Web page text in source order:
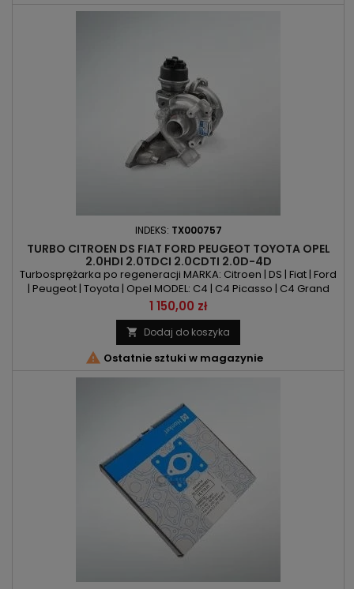
INDEKS: TX000757
TURBO CITROEN DS FIAT FORD PEUGEOT TOYOTA OPEL
2.0HDI 2.0TDCI 2.0CDTI 2.0D-4D
Turbosprężarka po regeneracji MARKA: Citroen | DS | Fiat | Ford
| Peugeot | Toyota | Opel MODEL: C4 | C4 Picasso | C4 Grand
Picasso | C4 Spacetourer | C5 | C5 Aircorss | DS4 | DS5 | Jumpy |
Spacetourer | DS 4 | DS 5 | DS 7 | Scudo | C-Max | Grand C-Max |
Focus | Galaxy | Kuga | Mondeo | S-Max | 308 | 3008 | 508 | 5008 |
Expert | Traveller | Proace |...
Cena
1 150,00 zł
 Dodaj do koszyka
 Ostatnie sztuki w magazynie